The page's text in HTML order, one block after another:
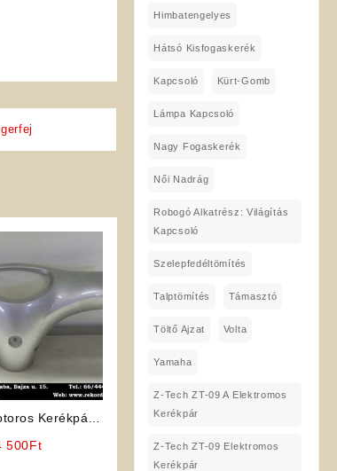
Kerékpár
500Ft
Himbatengelyes
Hátsó Kisfogaskerék
Kapcsoló Kürt-Gomb
Lámpa Kapcsoló
Nagy Fogaskerék
Női Nadrág
Robogó Alkatrész: Világítás
Kapcsoló
Szelepfedéltömítés
Talptömítés Támasztó
Töltő Ajzat Volta
Yamaha
Z-Tech ZT-09 A Elektromos
Kerékpár
Z-Tech ZT-09 Elektromos
Kerékpár